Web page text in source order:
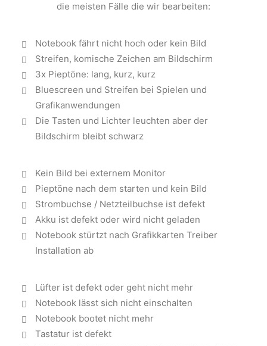
die meisten Fälle die wir bearbeiten:
Notebook fährt nicht hoch oder kein Bild
Streifen, komische Zeichen am Bildschirm
3x Pieptöne: lang, kurz, kurz
Bluescreen und Streifen bei Spielen und
Grafikanwendungen
Die Tasten und Lichter leuchten aber der
Bildschirm bleibt schwarz
Kein Bild bei externem Monitor
Pieptöne nach dem starten und kein Bild
Strombuchse / Netzteilbuchse ist defekt
Akku ist defekt oder wird nicht geladen
Notebook stürtzt nach Grafikkarten Treiber
Installation ab
Lüfter ist defekt oder geht nicht mehr
Notebook lässt sich nicht einschalten
Notebook bootet nicht mehr
Tastatur ist defekt